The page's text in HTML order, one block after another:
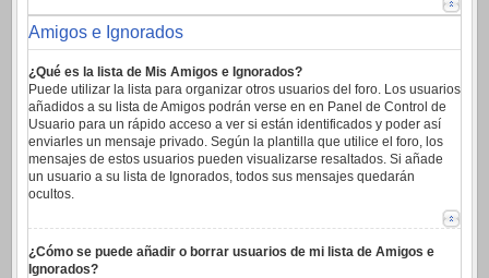
Amigos e Ignorados
¿Qué es la lista de Mis Amigos e Ignorados?
Puede utilizar la lista para organizar otros usuarios del foro. Los usuarios
añadidos a su lista de Amigos podrán verse en en Panel de Control de
Usuario para un rápido acceso a ver si están identificados y poder así
enviarles un mensaje privado. Según la plantilla que utilice el foro, los
mensajes de estos usuarios pueden visualizarse resaltados. Si añade
un usuario a su lista de Ignorados, todos sus mensajes quedarán
ocultos.
¿Cómo se puede añadir o borrar usuarios de mi lista de Amigos e
Ignorados?